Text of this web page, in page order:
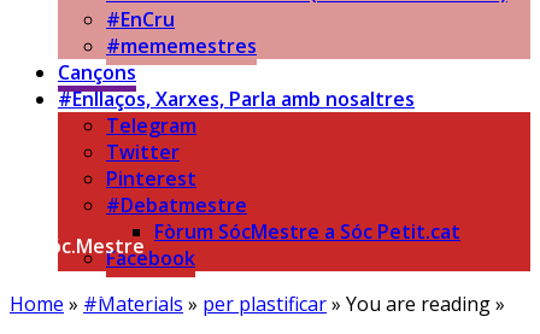
Sóc.Mestre
Aprenent a aprendre…
#EnCru
#mememestres
Cançons
#Enllaços, Xarxes, Parla amb nosaltres
Telegram
Twitter
Pinterest
#Debatmestre
Fòrum SócMestre a Sóc Petit.cat
Facebook
Home » #Materials » per plastificar» You are reading »